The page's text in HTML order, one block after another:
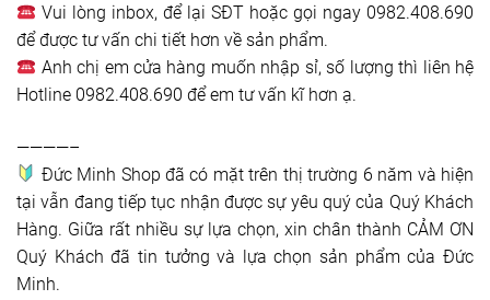
Vui lòng inbox, để lại SĐT hoặc gọi ngay 0982.408.690
để được tư vấn chi tiết hơn về sản phẩm.
Anh chị em cửa hàng muốn nhập sỉ, số lượng thì liên hệ
Hotline 0982.408.690 để em tư vấn kĩ hơn ạ.
————–
Đức Minh Shop đã có mặt trên thị trường 6 năm và hiện
tại vẫn đang tiếp tục nhận được sự yêu quý của Quý Khách
Hàng. Giữa rất nhiều sự lựa chọn, xin chân thành CẢM ƠN
Quý Khách đã tin tưởng và lựa chọn sản phẩm của Đức
Minh.